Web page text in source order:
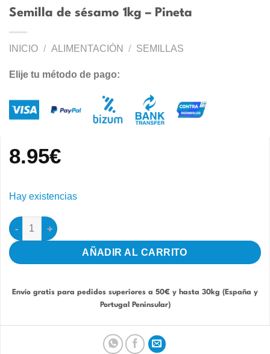
Semilla de sésamo 1kg – Pineta
INICIO / ALIMENTACIÓN / SEMILLAS
Elije tu método de pago:
8.95€
Hay existencias
Semilla de sésamo 1kg - Pineta cantidad
AÑADIR AL CARRITO
Envío gratis para pedidos superiores a 50€ y hasta 30kg (España y
Portugal Peninsular)